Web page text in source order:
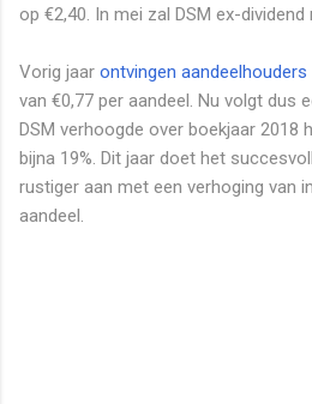
op €2,40. In mei zal DSM ex-dividend
Vorig jaar ontvingen aandeelhouders
van €0,77 per aandeel. Nu volgt dus
DSM verhoogde over boekjaar 2018
bijna 19%. Dit jaar doet het
rustiger aan met een verhoging van
aandeel.